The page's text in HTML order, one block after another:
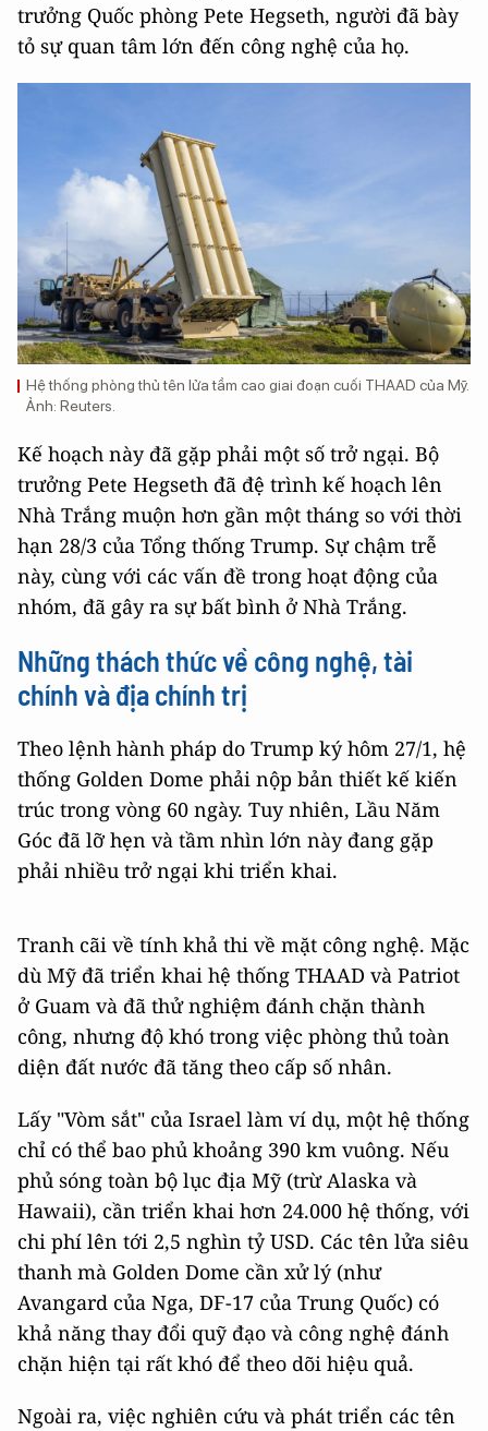
trưởng Quốc phòng Pete Hegseth, người đã bày
tỏ sự quan tâm lớn đến công nghệ của họ.
Hệ thống phòng thủ tên lửa tầm cao giai đoạn cuối THAAD của Mỹ.
Ảnh: Reuters.
Kế hoạch này đã gặp phải một số trở ngại. Bộ
trưởng Pete Hegseth đã đệ trình kế hoạch lên
Nhà Trắng muộn hơn gần một tháng so với thời
hạn 28/3 của Tổng thống Trump. Sự chậm trễ
này, cùng với các vấn đề trong hoạt động của
nhóm, đã gây ra sự bất bình ở Nhà Trắng.
Những thách thức về công nghệ, tài
chính và địa chính trị
Theo lệnh hành pháp do Trump ký hôm 27/1, hệ
thống Golden Dome phải nộp bản thiết kế kiến ​​
trúc trong vòng 60 ngày. Tuy nhiên, Lầu Năm
Góc đã lỡ hẹn và tầm nhìn lớn này đang gặp
phải nhiều trở ngại khi triển khai.
Tranh cãi về tính khả thi về mặt công nghệ. Mặc
dù Mỹ đã triển khai hệ thống THAAD và Patriot
ở Guam và đã thử nghiệm đánh chặn thành
công, nhưng độ khó trong việc phòng thủ toàn
diện đất nước đã tăng theo cấp số nhân.
Lấy "Vòm sắt" của Israel làm ví dụ, một hệ thống
chỉ có thể bao phủ khoảng 390 km vuông. Nếu
phủ sóng toàn bộ lục địa Mỹ (trừ Alaska và
Hawaii), cần triển khai hơn 24.000 hệ thống, với
chi phí lên tới 2,5 nghìn tỷ USD. Các tên lửa siêu
thanh mà Golden Dome cần xử lý (như
Avangard của Nga, DF-17 của Trung Quốc) có
khả năng thay đổi quỹ đạo và công nghệ đánh
chặn hiện tại rất khó để theo dõi hiệu quả.
Ngoài ra, việc nghiên cứu và phát triển các tên